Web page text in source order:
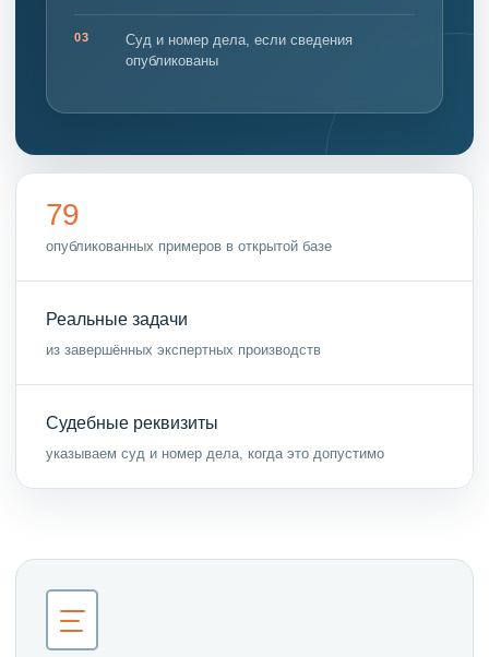
03
Суд и номер дела, если сведения
опубликованы
79
опубликованных примеров в открытой базе
Реальные задачи
из завершённых экспертных производств
Судебные реквизиты
указываем суд и номер дела, когда это допустимо